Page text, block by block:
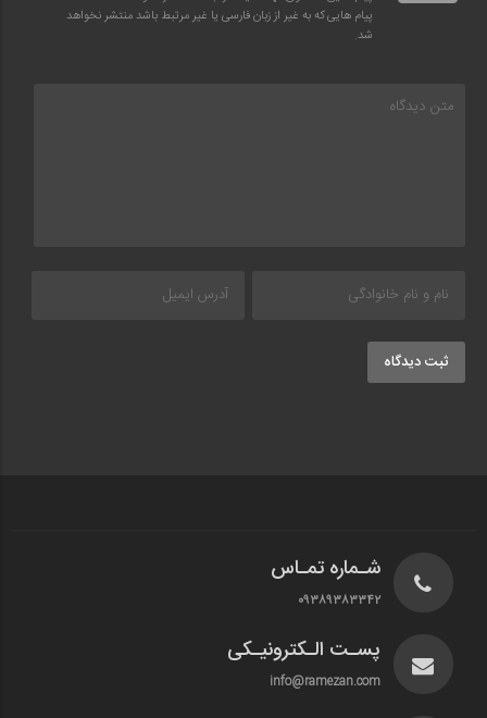
پیام هایی که به غیر از زبان فارسی یا غیر مرتبط باشد منتشر نخواهد
شد.
ثبت دیدگاه
شـماره تمـاس
۰۹۳۸۹۳۸۳۳۴۲
پسـت الـکترونیـکی
info@ramezan.com